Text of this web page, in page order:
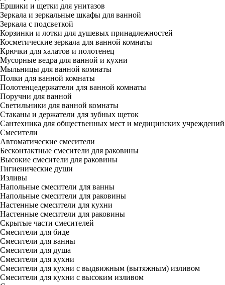
Ершики и щетки для унитазов
Зеркала и зеркальные шкафы для ванной
Зеркала с подсветкой
Корзинки и лотки для душевых принадлежностей
Косметические зеркала для ванной комнаты
Крючки для халатов и полотенец
Мусорные ведра для ванной и кухни
Мыльницы для ванной комнаты
Полки для ванной комнаты
Полотенцедержатели для ванной комнаты
Поручни для ванной
Светильники для ванной комнаты
Стаканы и держатели для зубных щеток
Сантехника для общественных мест и медицинских учреждений
Смесители
Автоматические смесители
Бесконтактные смесители для раковины
Высокие смесители для раковины
Гигиенические души
Изливы
Напольные смесители для ванны
Напольные смесители для раковины
Настенные смесители для кухни
Настенные смесители для раковины
Скрытые части смесителей
Смесители для биде
Смесители для ванны
Смесители для душа
Смесители для кухни
Смесители для кухни с выдвижным (вытяжным) изливом
Смесители для кухни с высоким изливом